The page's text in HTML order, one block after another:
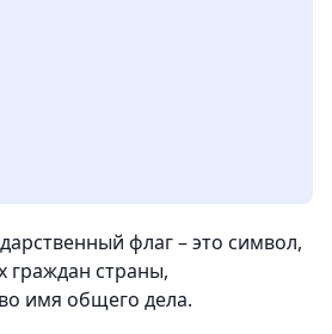
флаг – это символ,
граждан страны,
имя общего дела.